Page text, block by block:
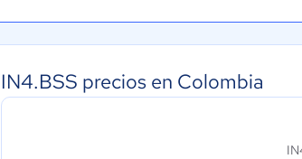
IN4.BSS precios en Colombia